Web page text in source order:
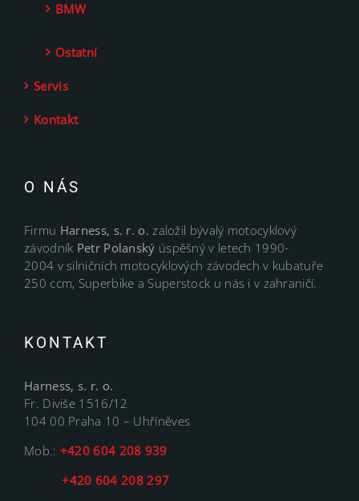
BMW
Ostatní
Servis
Kontakt
O NÁS
Firmu Harness, s. r. o.založil bývalý motocyklový
závodník Petr Polanský úspěšný v letech 1990-
2004 v silničních motocyklových závodech v kubatuře
250 ccm, Superbike a Superstock u nás i v zahraničí.
KONTAKT
Harness, s. r. o.
Fr. Diviše 1516/12
104 00 Praha 10 – Uhříněves
Mob.: +420 604 208 939
+420 604 208 297